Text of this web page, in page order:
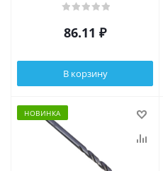
86.11 ₽
В корзину
НОВИНКА